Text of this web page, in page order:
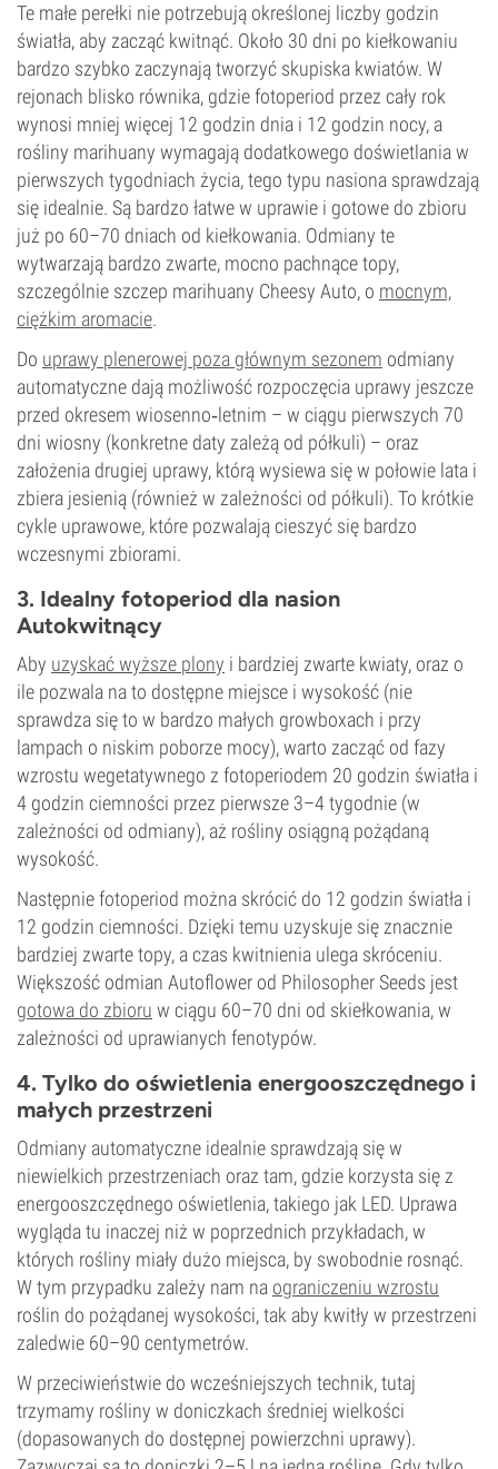
Te małe perełki nie potrzebują określonej liczby godzin
światła, aby zacząć kwitnąć. Około 30 dni po kiełkowaniu
bardzo szybko zaczynają tworzyć skupiska kwiatów. W
rejonach blisko równika, gdzie fotoperiod przez cały rok
wynosi mniej więcej 12 godzin dnia i 12 godzin nocy, a
rośliny marihuany wymagają dodatkowego doświetlania w
pierwszych tygodniach życia, tego typu nasiona sprawdzają
się idealnie. Są bardzo łatwe w uprawie i gotowe do zbioru
już po 60–70 dniach od kiełkowania. Odmiany te
wytwarzają bardzo zwarte, mocno pachnące topy,
szczególnie szczep marihuany Cheesy Auto, o mocnym,
ciężkim aromacie.
Do uprawy plenerowej poza głównym sezonem odmiany
automatyczne dają możliwość rozpoczęcia uprawy jeszcze
przed okresem wiosenno‑letnim – w ciągu pierwszych 70
dni wiosny (konkretne daty zależą od półkuli) – oraz
założenia drugiej uprawy, którą wysiewa się w połowie lata i
zbiera jesienią (również w zależności od półkuli). To krótkie
cykle uprawowe, które pozwalają cieszyć się bardzo
wczesnymi zbiorami.
3. Idealny fotoperiod dla nasion
Autokwitnący
Aby uzyskać wyższe plony i bardziej zwarte kwiaty, oraz o
ile pozwala na to dostępne miejsce i wysokość (nie
sprawdza się to w bardzo małych growboxach i przy
lampach o niskim poborze mocy), warto zacząć od fazy
wzrostu wegetatywnego z fotoperiodem 20 godzin światła i
4 godzin ciemności przez pierwsze 3–4 tygodnie (w
zależności od odmiany), aż rośliny osiągną pożądaną
wysokość.
Następnie fotoperiod można skrócić do 12 godzin światła i
12 godzin ciemności. Dzięki temu uzyskuje się znacznie
bardziej zwarte topy, a czas kwitnienia ulega skróceniu.
Większość odmian Autoflower od Philosopher Seeds jest
gotowa do zbioru w ciągu 60–70 dni od skiełkowania, w
zależności od uprawianych fenotypów.
4. Tylko do oświetlenia energooszczędnego i
małych przestrzeni
Odmiany automatyczne idealnie sprawdzają się w
niewielkich przestrzeniach oraz tam, gdzie korzysta się z
energooszczędnego oświetlenia, takiego jak LED. Uprawa
wygląda tu inaczej niż w poprzednich przykładach, w
których rośliny miały dużo miejsca, by swobodnie rosnąć.
W tym przypadku zależy nam na ograniczeniu wzrostu
roślin do pożądanej wysokości, tak aby kwitły w przestrzeni
zaledwie 60–90 centymetrów.
W przeciwieństwie do wcześniejszych technik, tutaj
trzymamy rośliny w doniczkach średniej wielkości
(dopasowanych do dostępnej powierzchni uprawy).